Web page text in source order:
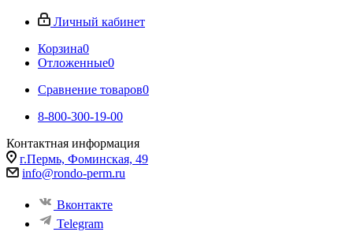
Личный кабинет
Корзина0
Отложенные0
Сравнение товаров0
8-800-300-19-00
Контактная информация
г.Пермь, Фоминская, 49
info@rondo-perm.ru
Вконтакте
Telegram